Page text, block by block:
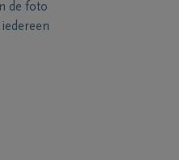
de foto